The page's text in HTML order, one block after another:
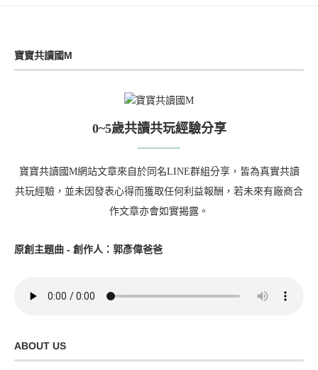
寶寶共讀國M
0~5歲共讀共玩經驗分享
寶寶共讀國M網站文章來自於同名LINE群組分享，皆為真實共讀
共玩經驗，並未因發表心得而獲取任何利益報酬，若未來有廠商合
作文章亦會如實揭露。
原創主題曲 - 創作人：郭彥偉爸爸
ABOUT US